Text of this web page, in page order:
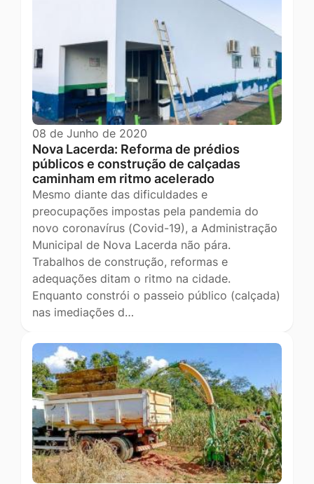
08 de Junho de 2020
Nova Lacerda: Reforma de prédios
públicos e construção de calçadas
caminham em ritmo acelerado
Mesmo diante das dificuldades e
preocupações impostas pela pandemia do
novo coronavírus (Covid-19), a Administração
Municipal de Nova Lacerda não pára.
Trabalhos de construção, reformas e
adequações ditam o ritmo na cidade.
Enquanto constrói o passeio público (calçada)
nas imediações d…